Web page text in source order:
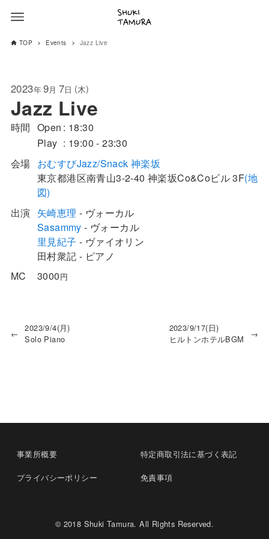
TOP Events Jazz Live
2023年9月 7日 (木)
Jazz Live
時間 Open
18:30
Play
19:00 - 23:30
会場 おむすびJazz/Snack 神楽坂
東京都港区南青山3-2-40 神楽坂Co&Coビル 3F(地
図)
出演 矢崎恵理 - ヴォーカル
Sasammy - ヴォーカル
里見紀子 - ヴァイオリン
田村衆記 - ピアノ
MC
3000円
←
2023/9/4(月)
Solo Piano
2023/9/17(日)
ヒルトンホテルBGM
→
事業所概要 特定商取引法に基づく表記
プライバシーポリシー 免責事項
© 2018 Shuki Tamura. All Rights Reserved.